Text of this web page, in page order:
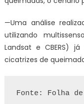
—Uma análise
utilizando
Landsat e CBERS)
cicatrizes de
Fonte: Folha de